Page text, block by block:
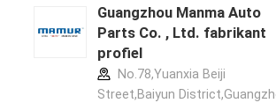
Guangzhou Manma Auto
Parts Co. , Ltd. fabrikant
profiel
No.78,Yuanxia Beiji
Street,Baiyun